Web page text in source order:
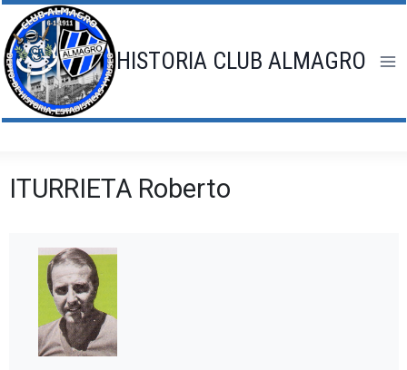
Saltar
al
contenido
HISTORIA CLUB ALMAGRO
ITURRIETA Roberto